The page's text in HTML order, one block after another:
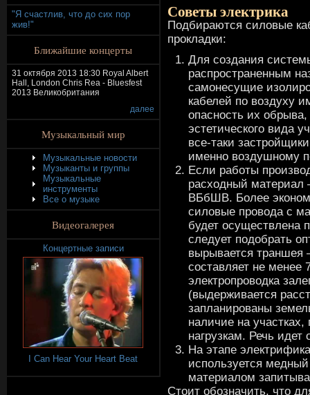
"Я счастлив, что до сих пор
жив!"
Ближайшие концерты
31 октября 2013 18:30 Royal Albert
Hall, London Chris Rea - Bluesfest
2013 Великобритания
далее
Музыкальный мир
Музыкальные новости
Музыканты и группы
Музыкальные
инструменты
Все о музыке
Видеогалерея
Концертные записи
I Can Hear Your Heart Beat
Советы электрика
Подбираются силовые
прокладки:
Для создания
распространенным
самонесущие
кабелей по воздуху
опасность их обрыва,
эстетического вида
все-таки
именно воздушному
Если работы
расходный материал
ВБбШВ. Более
силовые провода с
будет осуществлена
следует подобрать
вырывается траншея
составляет не
электропроводка
(выдерживается
запланированы
наличие на
нагрузкам. Речь идет
На этапе
используется
материалом
Стоит обозначить, что